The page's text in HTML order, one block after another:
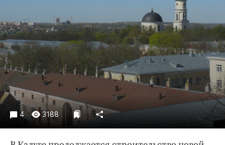
Праздники
Происшествия
Спорт
Экономика и бизнес
ПРОЕКТЫ
Блоги
Издания
4 3188